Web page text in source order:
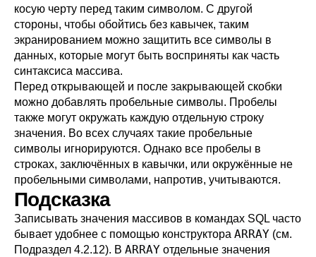
косую черту перед таким символом. С другой
стороны, чтобы обойтись без кавычек, таким
экранированием можно защитить все символы в
данных, которые могут быть восприняты как часть
синтаксиса массива.
Перед открывающей и после закрывающей скобки
можно добавлять пробельные символы. Пробелы
также могут окружать каждую отдельную строку
значения. Во всех случаях такие пробельные
символы игнорируются. Однако все пробелы в
строках, заключённых в кавычки, или окружённые не
пробельными символами, напротив, учитываются.
Подсказка
Записывать значения массивов в командах SQL часто
бывает удобнее с помощью конструктора ARRAY (см.
Подраздел 4.2.12). В ARRAY отдельные значения